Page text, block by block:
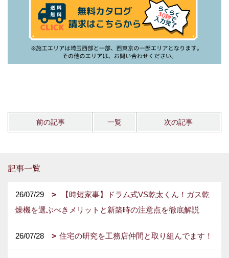
前の記事 一覧 次の記事
記事一覧
26/07/29
【時短家事】ドラム式VS乾太くん！ガス乾
燥機を選ぶべきメリットと新築時の注意点を徹底解説
26/07/28 住宅の研究を工務店仲間と取り組んでます！